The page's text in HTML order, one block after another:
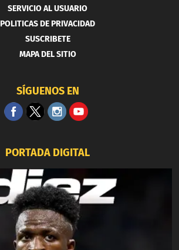
SERVICIO AL USUARIO
POLITICAS DE PRIVACIDAD
SUSCRIBETE
MAPA DEL SITIO
SÍGUENOS EN
PORTADA DIGITAL